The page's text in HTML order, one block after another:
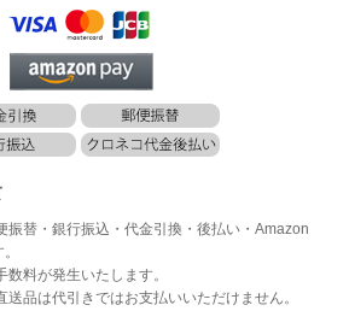
振替・銀行振込・代金引換・後払い・Amazon
料が発生いたします。
品は代引きではお支払いいただけません。